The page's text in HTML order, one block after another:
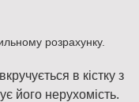
розрахунку.
в кістку з
його нерухомість.